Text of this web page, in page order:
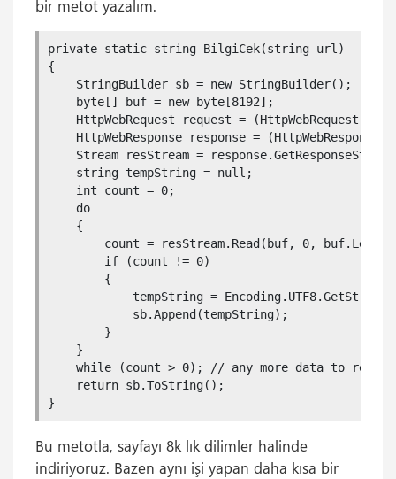
bir metot yazalım.
private static string BilgiCek(string url)
{
StringBuilder sb = new StringBuilder();
byte[] buf = new byte[8192];
HttpWebRequest request =
HttpWebResponse response =
Stream resStream =
string tempString = null;
int count = 0;
do
{
count = resStream.Read(buf, 0,
if (count != 0)
{
tempString =
sb.Append(tempString);
}
}
while (count > 0); // any more data to read?
return sb.ToString();
}
Bu metotla, sayfayı 8k lık dilimler halinde
indiriyoruz. Bazen aynı işi yapan daha kısa bir